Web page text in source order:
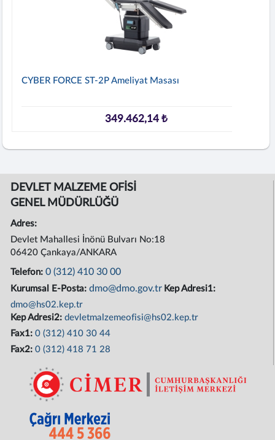
CYBER FORCE ST-2P Ameliyat Masası
349.462,14 ₺
DEVLET MALZEME OFİSİ
GENEL MÜDÜRLÜĞÜ
Adres:
Devlet Mahallesi İnönü Bulvarı No:18
06420 Çankaya/ANKARA
Telefon:0 (312) 410 30 00
Kurumsal E-Posta:dmo@dmo.gov.tr Kep Adresi1:
dmo@hs02.kep.tr
Kep Adresi2:devletmalzemeofisi@hs02.kep.tr
Fax1:0 (312) 410 30 44
Fax2:0 (312) 418 71 28